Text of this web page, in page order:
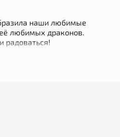
наши любимые
любимых драконов.
радоваться!
в двух вариантах: